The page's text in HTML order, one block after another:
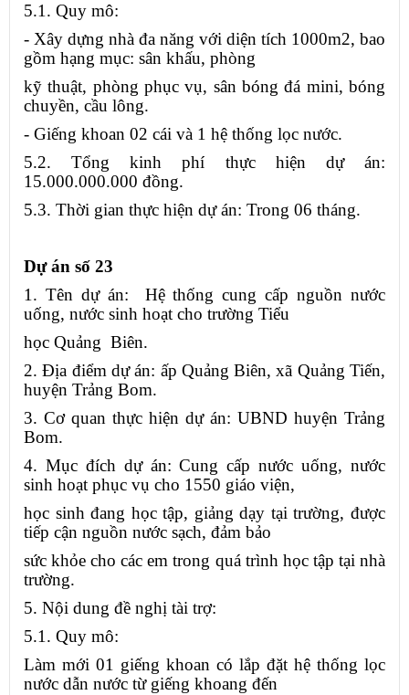
5.1. Quy mô:
- Xây dựng nhà đa năng với diện tích 1000m2, bao
gồm hạng mục: sân khấu, phòng
kỹ thuật, phòng phục vụ, sân bóng đá mini, bóng
chuyền, cầu lông.
- Giếng khoan 02 cái và 1 hệ thống lọc nước.
5.2. Tổng kinh phí thực hiện dự án:
15.000.000.000 đồng.
5.3. Thời gian thực hiện dự án: Trong 06 tháng.
Dự án số 23
1. Tên dự án: Hệ thống cung cấp nguồn nước
uống, nước sinh hoạt cho trường Tiểu
học Quảng Biên.
2. Địa điểm dự án: ấp Quảng Biên, xã Quảng Tiến,
huyện Trảng Bom.
3. Cơ quan thực hiện dự án: UBND huyện Trảng
Bom.
4. Mục đích dự án: Cung cấp nước uống, nước
sinh hoạt phục vụ cho 1550 giáo viện,
học sinh đang học tập, giảng dạy tại trường, được
tiếp cận nguồn nước sạch, đảm bảo
sức khỏe cho các em trong quá trình học tập tại nhà
trường.
5. Nội dung đề nghị tài trợ:
5.1. Quy mô:
Làm mới 01 giếng khoan có lắp đặt hệ thống lọc
nước dẫn nước từ giếng khoang đến